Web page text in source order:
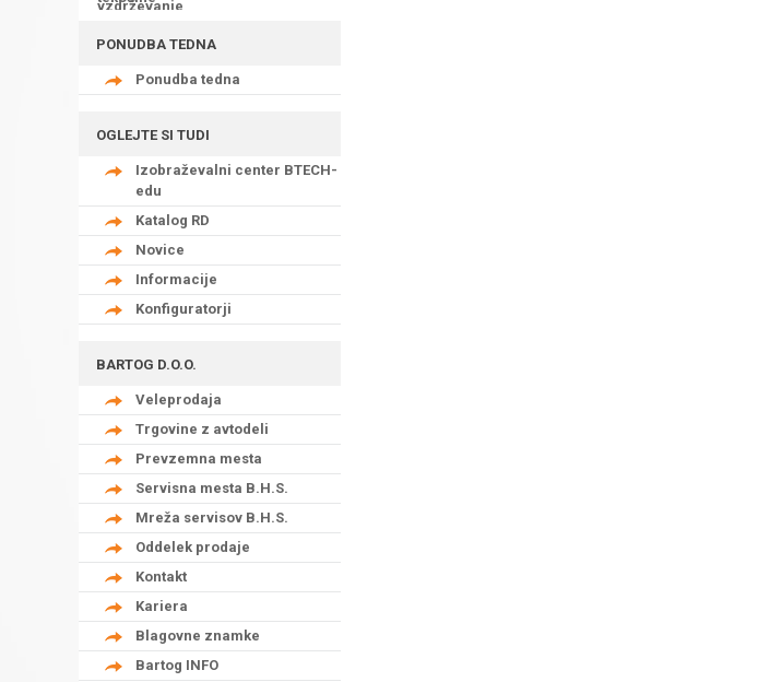
PONUDBA TEDNA
Ponudba tedna
OGLEJTE SI TUDI
Izobraževalni center BTECH-
edu
Katalog RD
Novice
Informacije
Konfiguratorji
BARTOG D.O.O.
Veleprodaja
Trgovine z avtodeli
Prevzemna mesta
Servisna mesta B.H.S.
Mreža servisov B.H.S.
Oddelek prodaje
Kontakt
Kariera
Blagovne znamke
Bartog INFO